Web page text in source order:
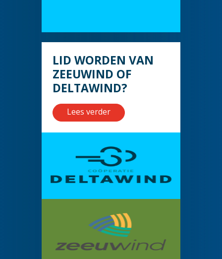
LID WORDEN VAN
ZEEUWIND OF
DELTAWIND?
Lees verder